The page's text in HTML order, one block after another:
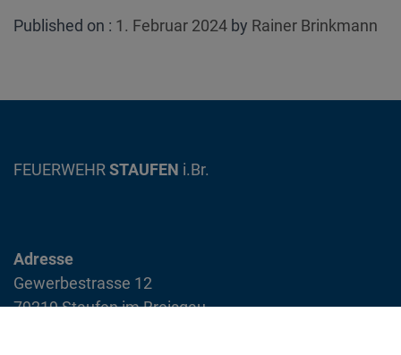
Published on : Posted
1. Februar 2024 by Rainer Brinkmann
FEUERWEHR STAUFEN i.Br.
Adresse
Gewerbestrasse 12
79219 Staufen im Breisgau